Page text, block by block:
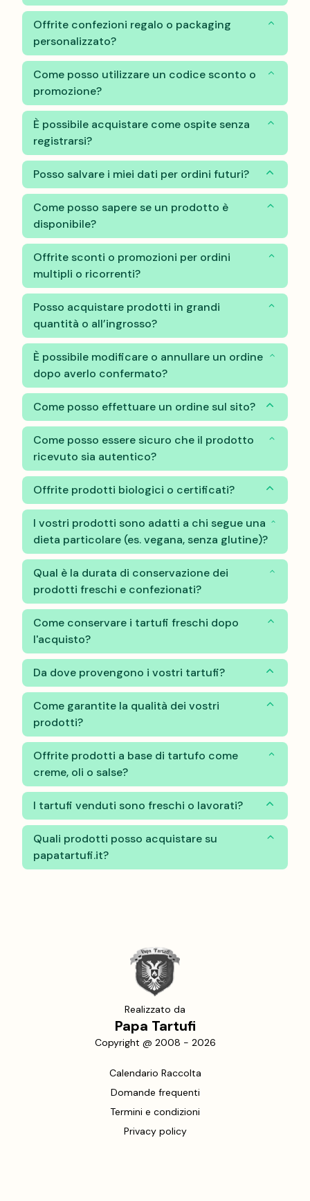
Offrite confezioni regalo o packaging
personalizzato?
Come posso utilizzare un codice sconto o
promozione?
È possibile acquistare come ospite senza
registrarsi?
Posso salvare i miei dati per ordini futuri?
Come posso sapere se un prodotto è
disponibile?
Offrite sconti o promozioni per ordini
multipli o ricorrenti?
Posso acquistare prodotti in grandi
quantità o all’ingrosso?
È possibile modificare o annullare un ordine
dopo averlo confermato?
Come posso effettuare un ordine sul sito?
Come posso essere sicuro che il prodotto
ricevuto sia autentico?
Offrite prodotti biologici o certificati?
I vostri prodotti sono adatti a chi segue una
dieta particolare (es. vegana, senza glutine)?
Qual è la durata di conservazione dei
prodotti freschi e confezionati?
Come conservare i tartufi freschi dopo
l'acquisto?
Da dove provengono i vostri tartufi?
Come garantite la qualità dei vostri
prodotti?
Offrite prodotti a base di tartufo come
creme, oli o salse?
I tartufi venduti sono freschi o lavorati?
Quali prodotti posso acquistare su
papatartufi.it?
Realizzato da
Papa Tartufi
Copyright @ 2008 - 2026
Calendario Raccolta
Domande frequenti
Termini e condizioni
Privacy policy